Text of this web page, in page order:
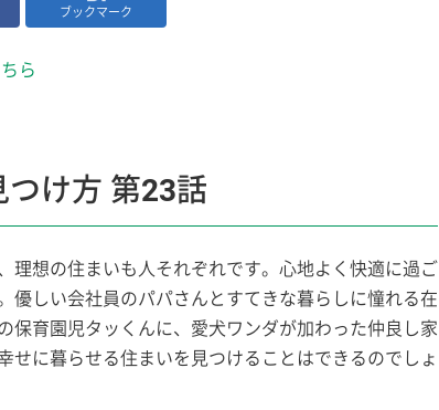
ブックマーク
ら
け方 第23話
理想の住まいも人それぞれです。心地よく快適に過ご
優しい会社員のパパさんとすてきな暮らしに憧れる在
保育園児タッくんに、愛犬ワンダが加わった仲良し家
せに暮らせる住まいを見つけることはできるのでしょ